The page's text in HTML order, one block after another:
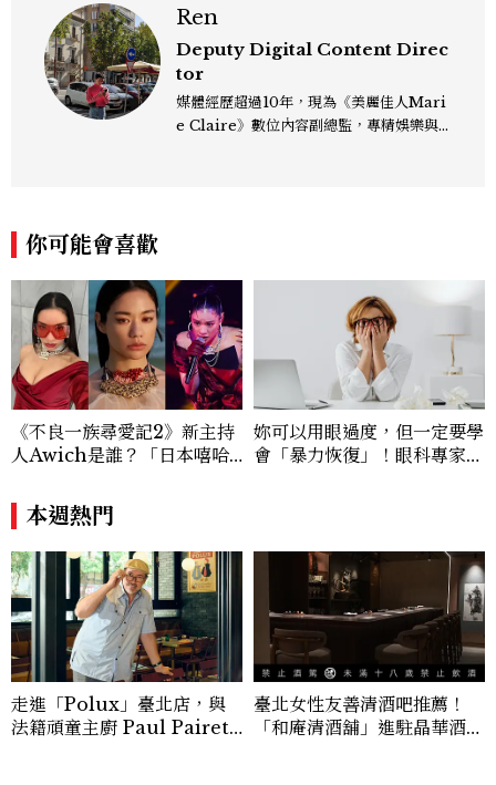
Ren
Deputy Digital Content Direc
tor
媒體經歷超過10年，現為《美麗佳人Mari
e Claire》數位內容副總監，專精娛樂與
你可能會喜歡
《不良一族尋愛記2》新主持
人Awich是誰？「日本嘻哈
5歲喪夫、家中遭槍擊掃射
妳可以用眼過度，但一定要學
會「暴力恢復」！眼科專家推
本週熱門
走進「Polux」臺北店，與
法籍頑童主廚 Paul Pairet
臺北女性友善清酒吧推薦！
「和庵清酒舖」進駐晶華酒